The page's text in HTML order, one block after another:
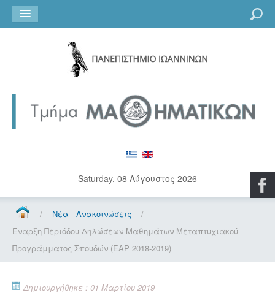
Saturday, 08 Αύγουστος 2026
/ Νέα - Ανακοινώσεις
/
Έναρξη Περιόδου Δηλώσεων Μαθημάτων Μεταπτυχιακού
Προγράμματος Σπουδών (ΕΑΡ 2018-2019)
Δημιουργήθηκε : 01 Μαρτίου 2019